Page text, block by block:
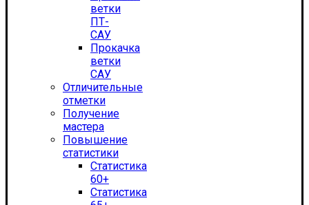
ветки
ПТ-
САУ
Прокачка
ветки
САУ
Отличительные
отметки
Получение
мастера
Повышение
статистики
Статистика
60+
Статистика